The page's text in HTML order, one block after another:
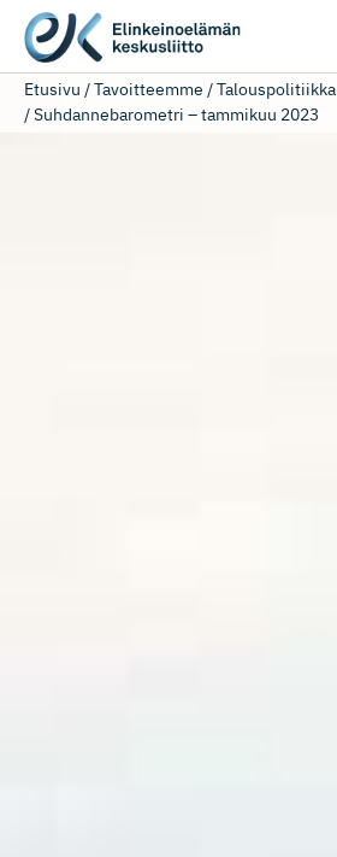
Etusivu /Tavoitteemme /Talouspolitiikka
/Suhdannebarometri – tammikuu 2023